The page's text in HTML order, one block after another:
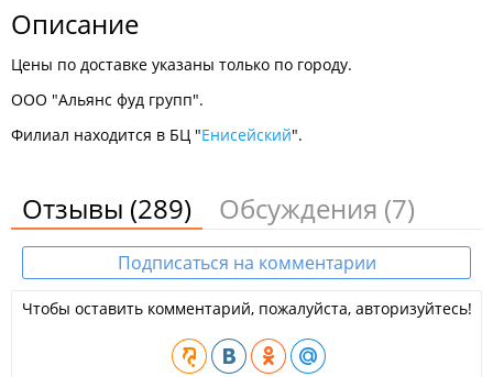
Описание
Цены по доставке указаны только по городу.
ООО "Альянс фуд групп".
Филиал находится в БЦ "Енисейский".
Отзывы (289) Обсуждения (7)
Подписаться на комментарии
Чтобы оставить комментарий, пожалуйста, авторизуйтесь!